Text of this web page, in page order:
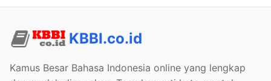
KBBI.co.id
Kamus Besar Bahasa Indonesia online yang lengkap